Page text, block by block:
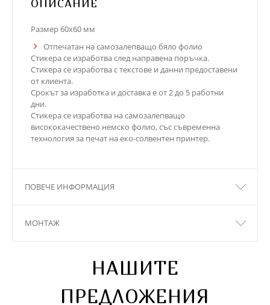
ОПИСАНИЕ
Размер 60х60 мм
Отпечатан на самозалепващо бяло фолио
Стикера се изработва след направена поръчка.
Стикера се изработва с текстове и данни предоставени
от клиента.
Срокът за изработка и доставка е от 2 до 5 работни
дни.
Стикера се изработва на самозалепващо
висококачествено немско фолио, със съвременна
технология за печат на еко-солвентен принтер.
ПОВЕЧЕ ИНФОРМАЦИЯ
МОНТАЖ
НАШИТЕ
ПРЕДЛОЖЕНИЯ